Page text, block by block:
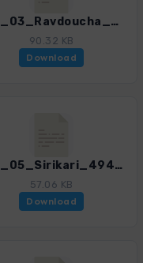
Kre_03_Ravdoucha_4947_3.gpx
90.32 KB
Download
Kre_05_Sirikari_4947_3.gpx
57.06 KB
Download